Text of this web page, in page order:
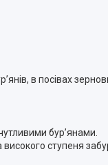
в посівах
бур’янами.
ступеня